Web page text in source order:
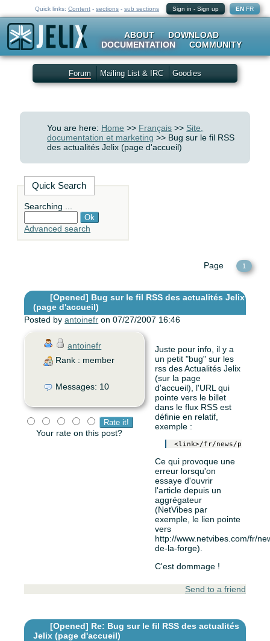
Quick links: Content - sections - sub sections Sign in - Sign up EN FR
ABOUT
DOWNLOAD
DOCUMENTATION
COMMUNITY
Forum Mailing List & IRC Goodies
You are here: Home >> Français >> Site,
documentation et marketing >> Bug sur le fil RSS
des actualités Jelix (page d'accueil)
Quick Search
Searching ...
Advanced search
Page 1
[Opened] Bug sur le fil RSS des actualités Jelix
(page d'accueil)
Posted byantoinefr on 07/27/2007 16:46
antoinefr
Rank : member
Messages: 10
Your rate on this post?
Juste pour info, il y a
un petit "bug" sur les
rss des Actualités Jelix
(sur la page
d'accueil), l'URL qui
pointe vers le billet
dans le flux RSS est
définie en relatif,
exemple :
Ce qui provoque une
erreur lorsqu'on
essaye d'ouvrir
l'article depuis un
aggrégateur
(NetVibes par
exemple, le lien pointe
vers
http://www.netvibes.com/fr/
de-la-forge).
C'est dommage !
Send to a friend
[Opened] Re: Bug sur le fil RSS des actualités
Jelix (page d'accueil)